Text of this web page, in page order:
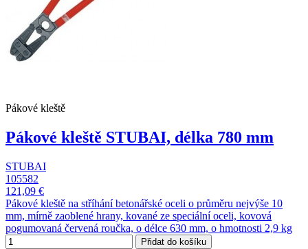
Pákové kleště
Pákové kleště STUBAI, délka 780 mm
STUBAI
105582
121,09 €
Pákové kleště na stříhání betonářské oceli o průměru nejvýše 10
mm, mírně zaoblené hrany, kované ze speciální oceli, kovová
pogumovaná červená roučka, o délce 630 mm, o hmotnosti 2,9 kg
Přidat do košíku